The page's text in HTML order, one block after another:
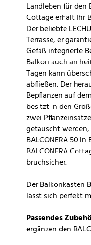
Landleben für den
Cottage erhält Ihr
Der beliebte
Terrasse, er
Gefäß integrierte
Balkon auch an
Tagen kann
abfließen. Der
Bepflanzen auf
besitzt in den
zwei
getauscht werden,
BALCONERA 50 in
BALCONERA
bruchsicher.
Der Balkonkasten
lässt sich perfekt
Passendes
ergänzen den